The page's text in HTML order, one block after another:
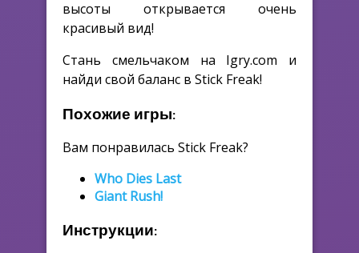
высоты открывается очень
красивый вид!
Стань смельчаком на Igry.com и
найди свой баланс в Stick Freak!
Похожие игры:
Вам понравилась Stick Freak?
Who Dies Last
Giant Rush!
Инструкции: